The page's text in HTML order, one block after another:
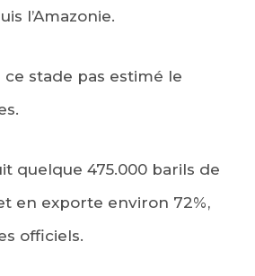
l’Amazonie.
ce stade pas estimé le
quelque 475.000 barils de
en exporte environ 72%,
officiels.